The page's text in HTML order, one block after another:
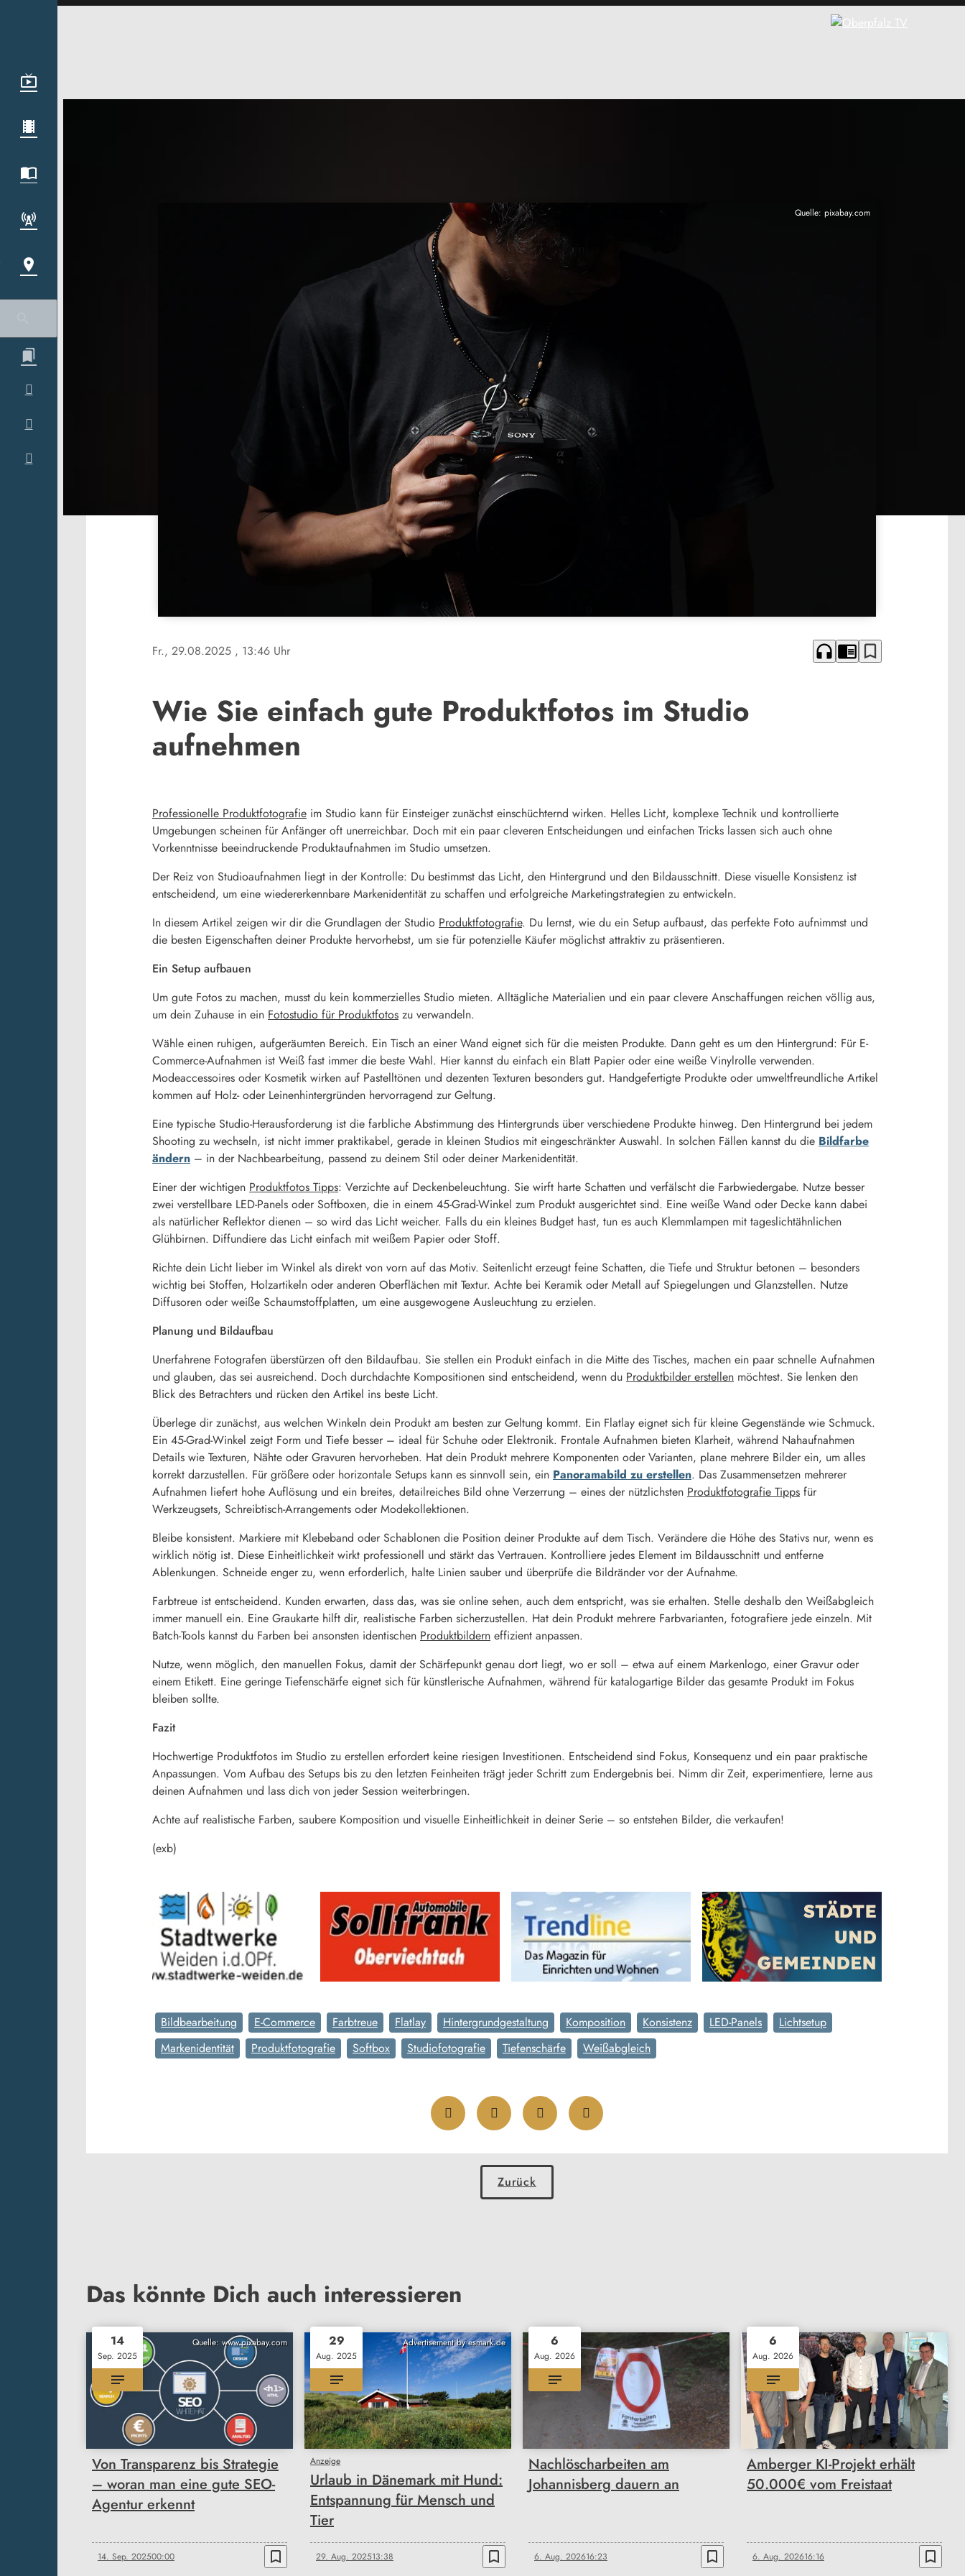
Quelle: pixabay.com
Fr., 29.08.2025 , 13:46 Uhr headphones chrome_reader_mode bookmark_border
Wie Sie einfach gute Produktfotos im Studio
aufnehmen
Professionelle Produktfotografie im Studio kann für Einsteiger zunächst einschüchternd wirken. Helles Licht, komplexe Technik und kontrollierte
Umgebungen scheinen für Anfänger oft unerreichbar. Doch mit ein paar cleveren Entscheidungen und einfachen Tricks lassen sich auch ohne
Vorkenntnisse beeindruckende Produktaufnahmen im Studio umsetzen.
Der Reiz von Studioaufnahmen liegt in der Kontrolle: Du bestimmst das Licht, den Hintergrund und den Bildausschnitt. Diese visuelle Konsistenz ist
entscheidend, um eine wiedererkennbare Markenidentität zu schaffen und erfolgreiche Marketingstrategien zu entwickeln.
In diesem Artikel zeigen wir dir die Grundlagen der Studio Produktfotografie. Du lernst, wie du ein Setup aufbaust, das perfekte Foto aufnimmst und
die besten Eigenschaften deiner Produkte hervorhebst, um sie für potenzielle Käufer möglichst attraktiv zu präsentieren.
Ein Setup aufbauen
Um gute Fotos zu machen, musst du kein kommerzielles Studio mieten. Alltägliche Materialien und ein paar clevere Anschaffungen reichen völlig aus,
um dein Zuhause in ein Fotostudio für Produktfotos zu verwandeln.
Wähle einen ruhigen, aufgeräumten Bereich. Ein Tisch an einer Wand eignet sich für die meisten Produkte. Dann geht es um den Hintergrund: Für E-
Commerce-Aufnahmen ist Weiß fast immer die beste Wahl. Hier kannst du einfach ein Blatt Papier oder eine weiße Vinylrolle verwenden.
Modeaccessoires oder Kosmetik wirken auf Pastelltönen und dezenten Texturen besonders gut. Handgefertigte Produkte oder umweltfreundliche Artikel
kommen auf Holz- oder Leinenhintergründen hervorragend zur Geltung.
Eine typische Studio-Herausforderung ist die farbliche Abstimmung des Hintergrunds über verschiedene Produkte hinweg. Den Hintergrund bei jedem
Shooting zu wechseln, ist nicht immer praktikabel, gerade in kleinen Studios mit eingeschränkter Auswahl. In solchen Fällen kannst du die Bildfarbe
ändern – in der Nachbearbeitung, passend zu deinem Stil oder deiner Markenidentität.
Einer der wichtigen Produktfotos Tipps: Verzichte auf Deckenbeleuchtung. Sie wirft harte Schatten und verfälscht die Farbwiedergabe. Nutze besser
zwei verstellbare LED-Panels oder Softboxen, die in einem 45-Grad-Winkel zum Produkt ausgerichtet sind. Eine weiße Wand oder Decke kann dabei
als natürlicher Reflektor dienen – so wird das Licht weicher. Falls du ein kleines Budget hast, tun es auch Klemmlampen mit tageslichtähnlichen
Glühbirnen. Diffundiere das Licht einfach mit weißem Papier oder Stoff.
Richte dein Licht lieber im Winkel als direkt von vorn auf das Motiv. Seitenlicht erzeugt feine Schatten, die Tiefe und Struktur betonen – besonders
wichtig bei Stoffen, Holzartikeln oder anderen Oberflächen mit Textur. Achte bei Keramik oder Metall auf Spiegelungen und Glanzstellen. Nutze
Diffusoren oder weiße Schaumstoffplatten, um eine ausgewogene Ausleuchtung zu erzielen.
Planung und Bildaufbau
Unerfahrene Fotografen überstürzen oft den Bildaufbau. Sie stellen ein Produkt einfach in die Mitte des Tisches, machen ein paar schnelle Aufnahmen
und glauben, das sei ausreichend. Doch durchdachte Kompositionen sind entscheidend, wenn du Produktbilder erstellen möchtest. Sie lenken den
Blick des Betrachters und rücken den Artikel ins beste Licht.
Überlege dir zunächst, aus welchen Winkeln dein Produkt am besten zur Geltung kommt. Ein Flatlay eignet sich für kleine Gegenstände wie Schmuck.
Ein 45-Grad-Winkel zeigt Form und Tiefe besser – ideal für Schuhe oder Elektronik. Frontale Aufnahmen bieten Klarheit, während Nahaufnahmen
Details wie Texturen, Nähte oder Gravuren hervorheben. Hat dein Produkt mehrere Komponenten oder Varianten, plane mehrere Bilder ein, um alles
korrekt darzustellen. Für größere oder horizontale Setups kann es sinnvoll sein, ein Panoramabild zu erstellen. Das Zusammensetzen mehrerer
Aufnahmen liefert hohe Auflösung und ein breites, detailreiches Bild ohne Verzerrung – eines der nützlichsten Produktfotografie Tipps für
Werkzeugsets, Schreibtisch-Arrangements oder Modekollektionen.
Bleibe konsistent. Markiere mit Klebeband oder Schablonen die Position deiner Produkte auf dem Tisch. Verändere die Höhe des Stativs nur, wenn es
wirklich nötig ist. Diese Einheitlichkeit wirkt professionell und stärkt das Vertrauen. Kontrolliere jedes Element im Bildausschnitt und entferne
Ablenkungen. Schneide enger zu, wenn erforderlich, halte Linien sauber und überprüfe die Bildränder vor der Aufnahme.
Farbtreue ist entscheidend. Kunden erwarten, dass das, was sie online sehen, auch dem entspricht, was sie erhalten. Stelle deshalb den Weißabgleich
immer manuell ein. Eine Graukarte hilft dir, realistische Farben sicherzustellen. Hat dein Produkt mehrere Farbvarianten, fotografiere jede einzeln. Mit
Batch-Tools kannst du Farben bei ansonsten identischen Produktbildern effizient anpassen.
Nutze, wenn möglich, den manuellen Fokus, damit der Schärfepunkt genau dort liegt, wo er soll – etwa auf einem Markenlogo, einer Gravur oder
einem Etikett. Eine geringe Tiefenschärfe eignet sich für künstlerische Aufnahmen, während für katalogartige Bilder das gesamte Produkt im Fokus
bleiben sollte.
Fazit
Hochwertige Produktfotos im Studio zu erstellen erfordert keine riesigen Investitionen. Entscheidend sind Fokus, Konsequenz und ein paar praktische
Anpassungen. Vom Aufbau des Setups bis zu den letzten Feinheiten trägt jeder Schritt zum Endergebnis bei. Nimm dir Zeit, experimentiere, lerne aus
deinen Aufnahmen und lass dich von jeder Session weiterbringen.
Achte auf realistische Farben, saubere Komposition und visuelle Einheitlichkeit in deiner Serie – so entstehen Bilder, die verkaufen!
(exb)
Bildbearbeitung E-Commerce Farbtreue Flatlay Hintergrundgestaltung Komposition Konsistenz LED-Panels
Lichtsetup
Markenidentität
Produktfotografie Softbox Studiofotografie Tiefenschärfe Weißabgleich
Zurück
Das könnte Dich auch interessieren
Quelle: www.pixabay.com
14
Sep. 2025
Von Transparenz bis Strategie
– woran man eine gute SEO-
Agentur erkennt
14. Sep. 202500:00 bookmark_border
Advertisement by esmark.de
29
Aug. 2025
Anzeige
Urlaub in Dänemark mit Hund:
Entspannung für Mensch und
Tier
29. Aug. 202513:38 bookmark_border
6
Aug. 2026
Nachlöscharbeiten am
Johannisberg dauern an
6. Aug. 202616:23 bookmark_border
6
Aug. 2026
Amberger KI-Projekt erhält
50.000€ vom Freistaat
6. Aug. 202616:16 bookmark_border